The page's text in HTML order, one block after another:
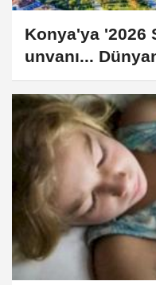
Konya'ya '2026
unvanı...
şehrinden biri